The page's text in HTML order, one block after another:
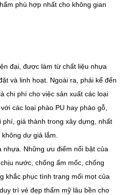
phù hợp nhất cho không gian
đại, được làm từ chất liệu nhựa
và linh hoạt. Ngoài ra, phải kể đến
chi phí cho việc sản xuất các loại
các loại phào PU hay phào gỗ,
giá thành trong xây dựng, nhất
dư giả lắm.
Những ưu điểm nổi bật của
nước, chống ẩm mốc, chống
khắc phục tình trạng mối mọt của
trì vẻ đẹp thẩm mỹ lâu bền cho